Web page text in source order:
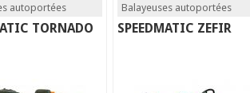
autoportées
TORNADO
Balayeuses autoportées
SPEEDMATIC ZEFIR